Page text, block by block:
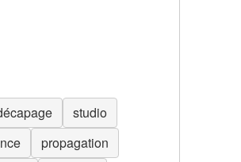
studio
propagation